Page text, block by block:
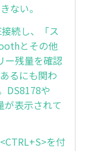
ない。
続し、「ス
とその他
ー残量を確認
るにも関わ
DS8178や
が表示されて
を付